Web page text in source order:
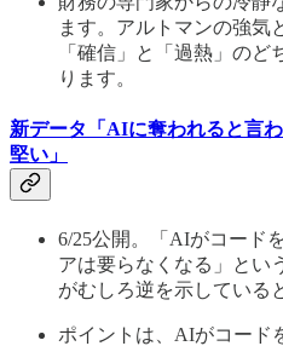
ます。アルトマンの強気
「確信」と「過熱」の
ります。
新データ「AIに奪われると言
堅い」
6/25公開。「AIがコード
アは要らなくなる」とい
がむしろ逆を示している
ポイントは、AIがコード